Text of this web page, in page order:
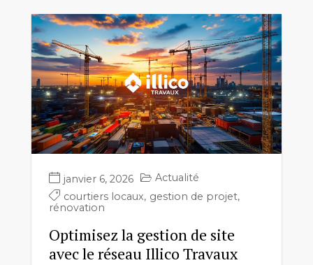
janvier 6, 2026
Actualité
courtiers locaux, gestion de projet,
rénovation
Optimisez la gestion de site
avec le réseau Illico Travaux